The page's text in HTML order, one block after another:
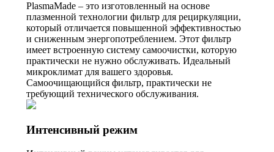
PlasmaMade – это изготовленный на основе
плазменной технологии фильтр для рециркуляции,
который отличается повышенной эффективностью
и сниженным энергопотреблением. Этот фильтр
имеет встроенную систему самоочистки, которую
практически не нужно обслуживать. Идеальный
микроклимат для вашего здоровья.
Самоочищающийся фильтр, практически не
требующий технического обслуживания.
Интенсивный режим